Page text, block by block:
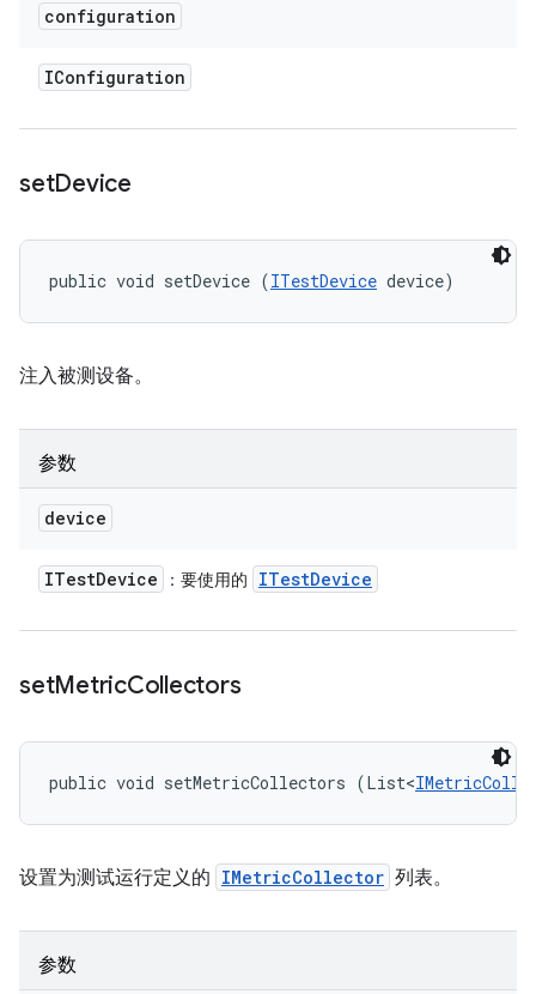
configuration
IConfiguration
setDevice
public void setDevice (ITestDevice device)
注入被测设备。
参数
device
ITestDevice ：要使用的 ITestDevice
setMetricCollectors
public void setMetricCollectors (List<
设置为测试运行定义的 IMetricCollector 列表。
参数